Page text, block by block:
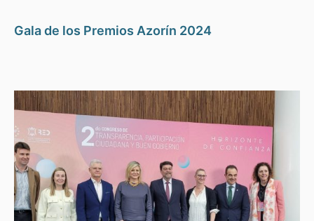
Gala de los Premios Azorín 2024